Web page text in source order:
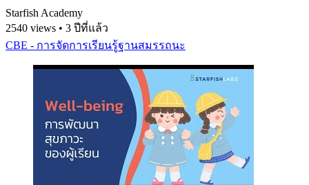
Starfish Academy
2540 views • 3 ปีที่แล้ว
CBE - การจัดการเรียนรู้ฐานสมรรถนะ